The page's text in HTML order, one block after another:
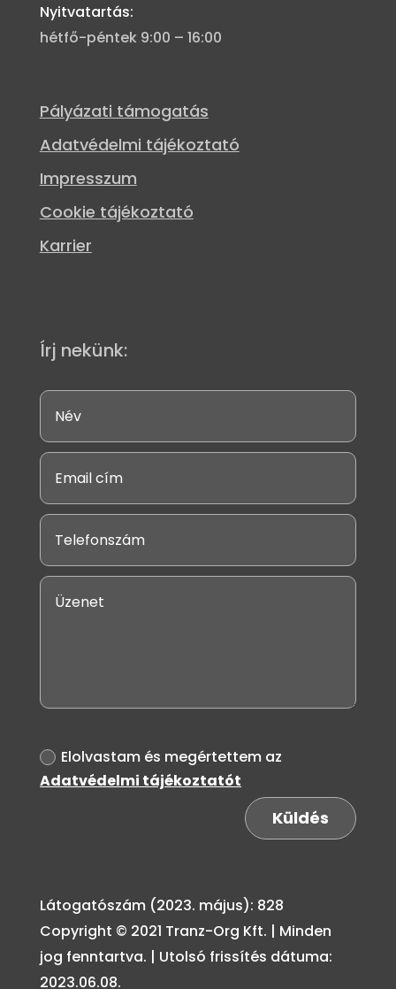
Nyitvatartás:
hétfő-péntek 9:00 – 16:00
Pályázati támogatás
Adatvédelmi tájékoztató
Impresszum
Cookie tájékoztató
Karrier
Írj nekünk:
Elolvastam és megértettem az
Adatvédelmi tájékoztatót
Küldés
Látogatószám (2023. május): 828
Copyright © 2021 Tranz-Org Kft. | Minden
jog fenntartva. | Utolsó frissítés dátuma:
2023.06.08.